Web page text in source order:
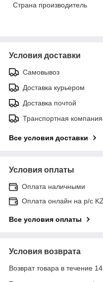
Страна производитель
Условия доставки
Самовывоз
Доставка курьером
Доставка почтой
Транспортная компания
Все условия доставки
Условия оплаты
Оплата наличными
Оплата онлайн на р/с
Все условия оплаты
Условия возврата
Возврат товара в течение